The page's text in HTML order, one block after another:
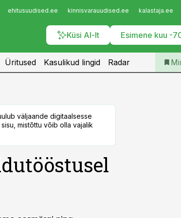
ehitusuudised.ee kinnisvarauudised.ee kalastaja.ee
Küsi AI-lt Esimene kuu -
Telli
Üritused Kasulikud lingid Radar
väljaande digitaalsesse
mistõttu võib olla vajalik